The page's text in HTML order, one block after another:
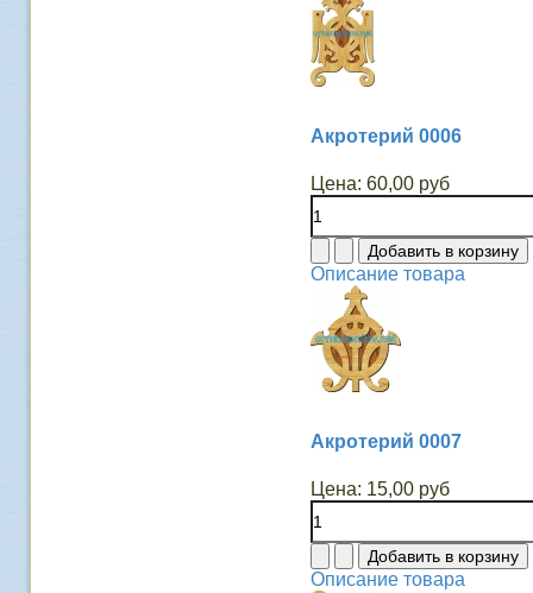
Акротерий 0006
Цена: 60,00 руб
Описание товара
Акротерий 0007
Цена: 15,00 руб
Описание товара